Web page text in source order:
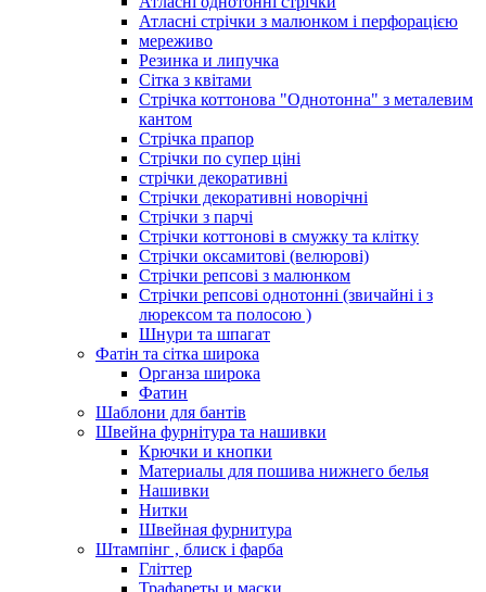
Атласні стрічки з малюнком і перфорацією
мереживо
Резинка и липучка
Сітка з квітами
Стрічка коттонова "Однотонна" з металевим
кантом
Стрічка прапор
Стрічки по супер ціні
стрічки декоративні
Стрічки декоративні новорічні
Стрічки з парчі
Стрічки коттонові в смужку та клітку
Стрічки оксамитові (велюрові)
Стрічки репсові з малюнком
Стрічки репсові однотонні (звичайні і з
люрексом та полосою )
Шнури та шпагат
Фатін та сітка широка
Органза широка
Фатин
Шаблони для бантів
Швейна фурнітура та нашивки
Крючки и кнопки
Материалы для пошива нижнего белья
Нашивки
Нитки
Швейная фурнитура
Штампінг , блиск і фарба
Гліттер
Трафареты и маски